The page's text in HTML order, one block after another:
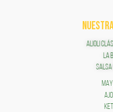
ALIOLI
LA
SALSA